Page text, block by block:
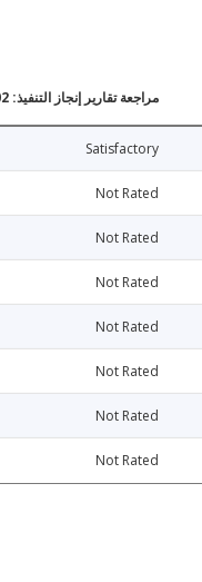
مراجعة تقارير إنجاز التنفيذ: 02-01-1982
Satisfactory
Not Rated
Not Rated
Not Rated
Not Rated
Not Rated
Not Rated
Not Rated